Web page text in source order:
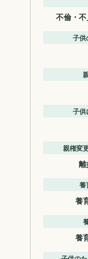
不倫・
子供
子供
親権変
養
養
養